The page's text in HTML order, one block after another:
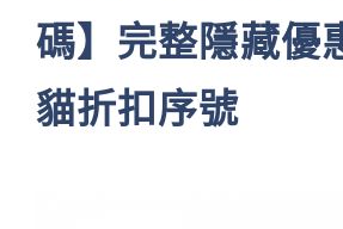
碼】完整隱藏優
貓折扣序號